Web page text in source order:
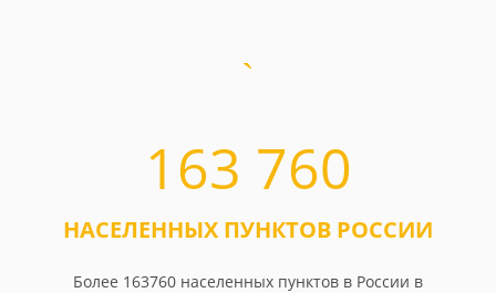
163 760
НАСЕЛЕННЫХ ПУНКТОВ РОССИИ
Более 163760 населенных пунктов в России в